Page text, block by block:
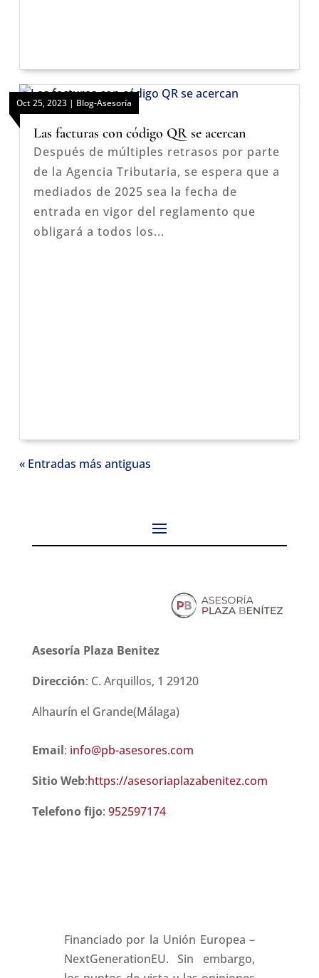
Las facturas con código QR se acercan
Oct 25, 2023| Blog-Asesoría
Después de múltiples retrasos por parte
de la Agencia Tributaria, se espera que a
mediados de 2025 sea la fecha de
entrada en vigor del reglamento que
obligará a todos los...
« Entradas más antiguas
Asesoría Plaza Benitez
Dirección: C. Arquillos, 1 29120
Alhaurín el Grande(Málaga)
Email: info@pb-asesores.com
Sitio Web:https://asesoriaplazabenitez.com
Telefono fijo: 952597174
Financiado por la Unión Europea –
NextGenerationEU. Sin embargo,